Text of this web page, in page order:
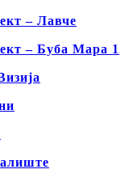
– Лавче
– Буба Мара 1